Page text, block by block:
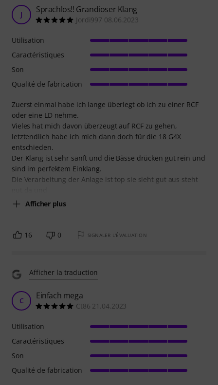
J Sprachlos!! Grandioser Klang
Jordi997 08.06.2023
Zuerst einmal habe ich lange überlegt ob ich zu einer RCF
oder eine LD nehme.
Vieles hat mich davon überzeugt auf RCF zu gehen,
letztendlich habe ich mich dann doch für die 18 G4X
entschieden.
Der Klang ist sehr sanft und die Bässe drücken gut rein und
sind im perfektem Einklang.
Die Verarbeitung der Anlage ist top sie sieht gut aus steht
Afficher plus
Utilisation
Caractéristiques
Son
Qualité de fabrication
16 0 SIGNALER L'ÉVALUATION
Afficher la traduction
C Einfach mega
Ct86 21.04.2023
Utilisation
Caractéristiques
Son
Qualité de fabrication